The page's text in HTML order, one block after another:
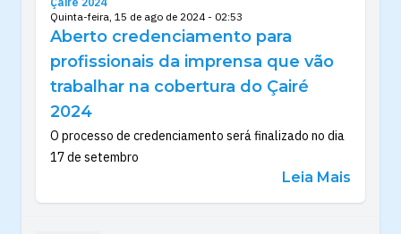
Quinta-feira, 15 de ago de 2024 - 02:53
Aberto credenciamento para
profissionais da imprensa que vão
trabalhar na cobertura do Çairé
2024
O processo de credenciamento será finalizado no dia
17 de setembro
Leia Mais